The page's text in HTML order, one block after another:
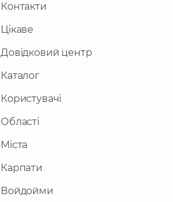
Контакти
Цікаве
Довідковий центр
Каталог
Користувачі
Області
Міста
Карпати
Войдойми